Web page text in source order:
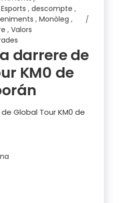
Esports ,descompte ,
,Monòleg ,
,Valors
darrere de
KM0 de
Global Tour KM0 de